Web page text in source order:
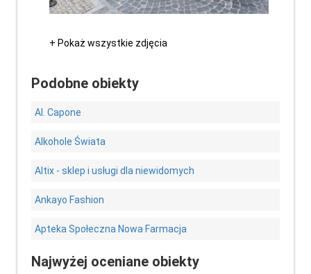
+ Pokaż wszystkie zdjęcia
Podobne obiekty
Al. Capone
Alkohole Świata
Altix - sklep i usługi dla niewidomych
Ankayo Fashion
Apteka Społeczna Nowa Farmacja
Najwyżej oceniane obiekty